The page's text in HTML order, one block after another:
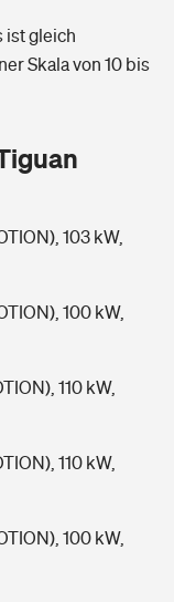
Kids
im Alter?
ist gleich
Skala von 10 bis
103 kW,
100 kW,
110 kW,
110 kW,
100 kW,